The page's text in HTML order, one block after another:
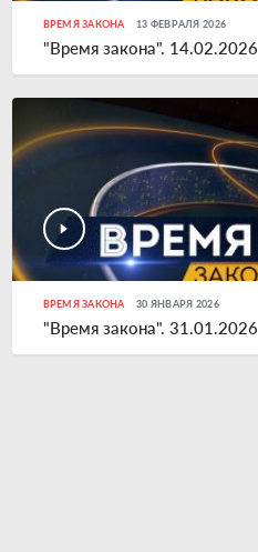
ВРЕМЯ ЗАКОНА 13 ФЕВРАЛЯ 2026
"Время закона". 14.02.2026
ВРЕМЯ ЗАКОНА 30 ЯНВАРЯ 2026
"Время закона". 31.01.2026